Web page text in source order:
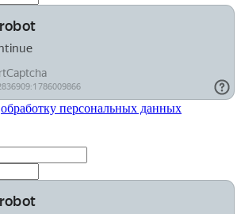
обработку персональных данных